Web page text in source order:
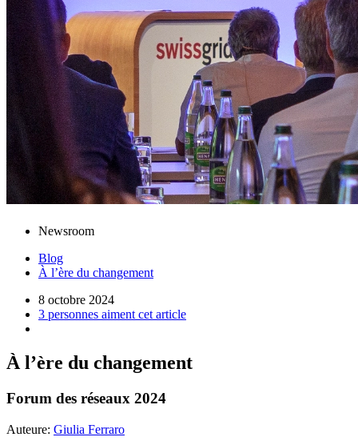
Newsroom
Blog
À l’ère du changement
8 octobre 2024
3 personnes aiment cet article
À l’ère du changement
Forum des réseaux 2024
Auteure: Giulia Ferraro